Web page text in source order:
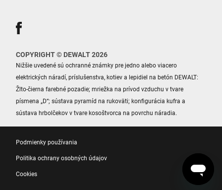
COPYRIGHT © DEWALT 2026
Nižšie uvedené sú ochranné známky pre jedno alebo viacero
elektrických náradí, príslušenstva, kotiev a lepidiel na betón DEWALT:
Žlto-čierna farebné pozadie; mriežka na prívod vzduchu v tvare
písmena „D“; sústava pyramíd na rukoväti; konfigurácia kufra a
sústava hrbolčekov v tvare kosoštvorca na povrchu náradia.
Podmienky používania
Politika ochrany osobných údajov
Cookies